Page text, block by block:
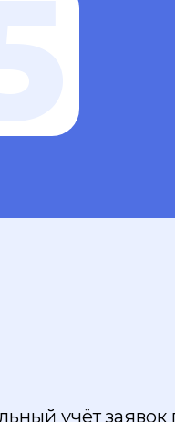
учёт заявок